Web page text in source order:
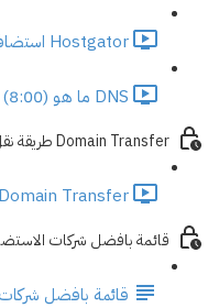
Hostgator استضافة (6:18)
DNS ما هو (8:00)
Domain Transfer طريقة نقل الدومين
Domain Transfer طريقة نقل الدومين (6:28)
قائمة بافضل شركات
قائمة بافضل